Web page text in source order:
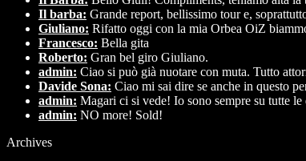
Il barba: Grande report, bellissimo tour e,
Giuliano: Rifatto oggi con la mia Orbea OiZ
Francesco: Bella gita
Roberto: Gran bel giro Giuliano.
admin: Ciao si può già nuotare con muta. Tutto
Davide Sona: Ciao mi sai dire se anche in questo
admin: Magari ci si vede! Io sono sempre su tutte
admin: NO more! Sold!
Archives